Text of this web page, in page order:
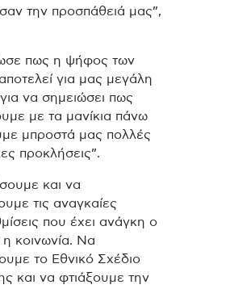
την προσπάθειά μας”,
πως η ψήφος των
για μας μεγάλη
να σημειώσει πως
με τα μανίκια πάνω
μπροστά μας πολλές
προκλήσεις”.
και να
τις αναγκαίες
που έχει ανάγκη ο
η κοινωνία. Να
το Εθνικό Σχέδιο
και να φτιάξουμε την